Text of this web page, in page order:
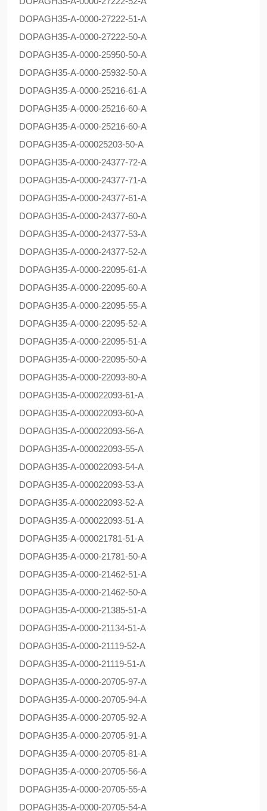
DOPAGH35-A-0000-27222-51-A
DOPAGH35-A-0000-27222-50-A
DOPAGH35-A-0000-25950-50-A
DOPAGH35-A-0000-25932-50-A
DOPAGH35-A-0000-25216-61-A
DOPAGH35-A-0000-25216-60-A
DOPAGH35-A-0000-25216-60-A
DOPAGH35-A-000025203-50-A
DOPAGH35-A-0000-24377-72-A
DOPAGH35-A-0000-24377-71-A
DOPAGH35-A-0000-24377-61-A
DOPAGH35-A-0000-24377-60-A
DOPAGH35-A-0000-24377-53-A
DOPAGH35-A-0000-24377-52-A
DOPAGH35-A-0000-22095-61-A
DOPAGH35-A-0000-22095-60-A
DOPAGH35-A-0000-22095-55-A
DOPAGH35-A-0000-22095-52-A
DOPAGH35-A-0000-22095-51-A
DOPAGH35-A-0000-22095-50-A
DOPAGH35-A-0000-22093-80-A
DOPAGH35-A-000022093-61-A
DOPAGH35-A-000022093-60-A
DOPAGH35-A-000022093-56-A
DOPAGH35-A-000022093-55-A
DOPAGH35-A-000022093-54-A
DOPAGH35-A-000022093-53-A
DOPAGH35-A-000022093-52-A
DOPAGH35-A-000022093-51-A
DOPAGH35-A-000021781-51-A
DOPAGH35-A-0000-21781-50-A
DOPAGH35-A-0000-21462-51-A
DOPAGH35-A-0000-21462-50-A
DOPAGH35-A-0000-21385-51-A
DOPAGH35-A-0000-21134-51-A
DOPAGH35-A-0000-21119-52-A
DOPAGH35-A-0000-21119-51-A
DOPAGH35-A-0000-20705-97-A
DOPAGH35-A-0000-20705-94-A
DOPAGH35-A-0000-20705-92-A
DOPAGH35-A-0000-20705-91-A
DOPAGH35-A-0000-20705-81-A
DOPAGH35-A-0000-20705-56-A
DOPAGH35-A-0000-20705-55-A
DOPAGH35-A-0000-20705-54-A